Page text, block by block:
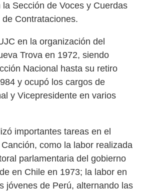
Sección de Voces y Cuerdas
Contrataciones.
en la organización del
Trova en 1972, siendo
Nacional hasta su retiro
y ocupó los cargos de
y Vicepresidente en varios
importantes tareas en el
como la labor realizada
parlamentaria del gobierno
en Chile en 1973; la labor en
jóvenes de Perú, alternando las